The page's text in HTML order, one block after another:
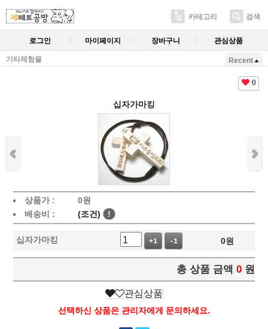
카테고리 검색
로그인 마이페이지 장바구니 관심상품
기타체험물 Recent
0
십자가마킹
상품가 : 0원
배송비 :
(조건) !
십자가마킹 +1 -1 0원
총 상품 금액 0 원
관심상품
선택하신 상품은 관리자에게 문의하세요.